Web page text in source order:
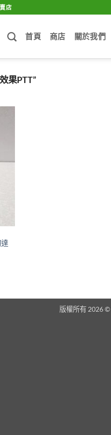
店
首頁 商店 關於我們
果PTT”
版權所有 2026 ©